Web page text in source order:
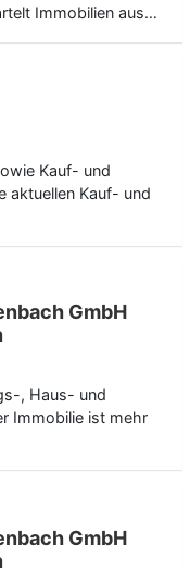
Immobilien aus…
Kauf- und
aktuellen Kauf- und
GmbH
, Haus- und
Immobilie ist mehr
GmbH